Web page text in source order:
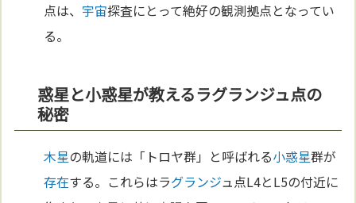
点は、 宇宙探査にとって絶好の観測拠点となってい
る。
惑星と小惑星が教えるラグランジュ点の
秘密
木星の軌道には「トロヤ群」と呼ばれる小惑星群が
存在する。これらはラグランジュ点L4とL5の付近に